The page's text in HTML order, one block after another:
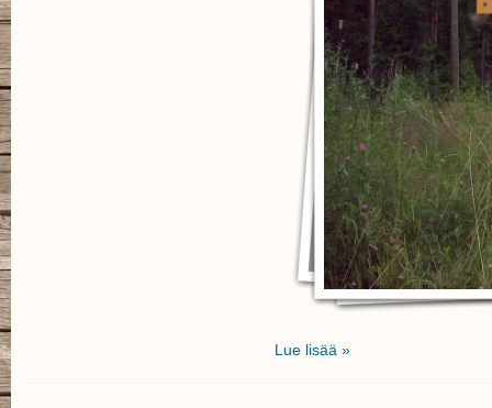
Lue lisää »